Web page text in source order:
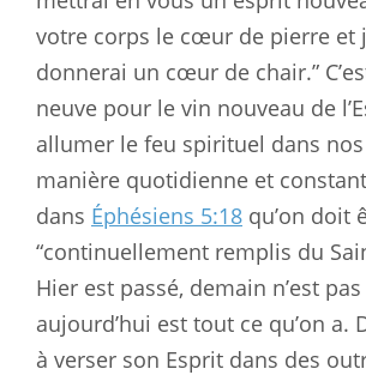
votre corps le cœur de pierre et
donnerai un cœur de chair.”
neuve pour le vin nouveau de
allumer le feu spirituel dans
manière quotidienne et
dans Éphésiens 5:18 qu’on doit
“continuellement remplis du
Hier est passé, demain n’est
aujourd’hui est tout ce qu’on a.
à verser son Esprit dans des